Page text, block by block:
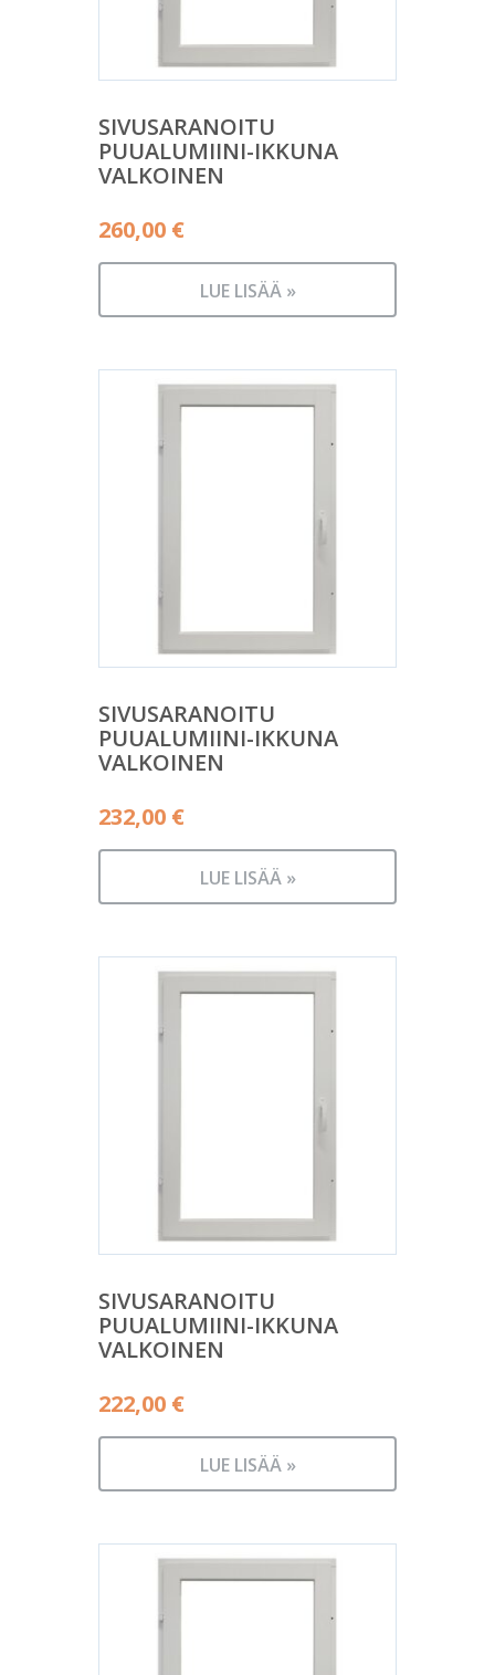
SIVUSARANOITU
PUUALUMIINI-IKKUNA
VALKOINEN
260,00 €
LUE LISÄÄ »
SIVUSARANOITU
PUUALUMIINI-IKKUNA
VALKOINEN
232,00 €
LUE LISÄÄ »
SIVUSARANOITU
PUUALUMIINI-IKKUNA
VALKOINEN
222,00 €
LUE LISÄÄ »